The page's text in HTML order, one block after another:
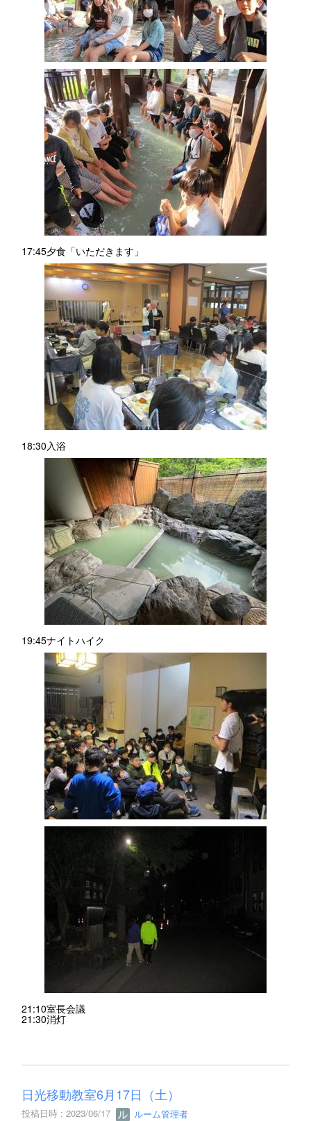
17:45夕食「いただきます」
18:30入浴
19:45ナイトハイク
21:10室長会議
21:30消灯
日光移動教室6月17日（土）
投稿日時 : 2023/06/17 ルーム管理者